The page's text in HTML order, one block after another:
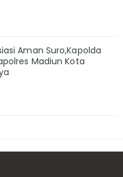
Aman Suro,Kapolda
Madiun Kota